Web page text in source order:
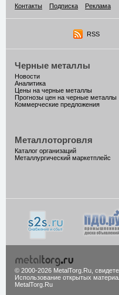
Контакты
Подписка Реклама
RSS
Черные металлы
Новости
Аналитика
Цены на черные металлы
Прогнозы цен на черные металлы
Коммерческие предложения
Металлоторговля
Каталог организаций
Металлургический маркетплейс
© 2000-2026 MetalTorg.Ru,
Использование открытых
MetalTorg.Ru